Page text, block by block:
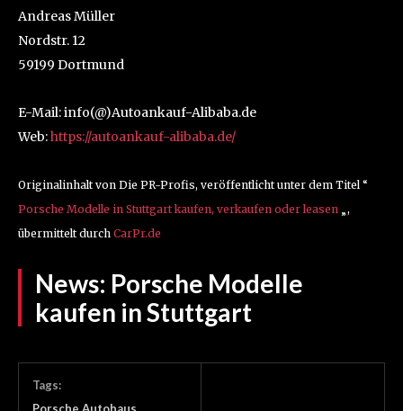
Andreas Müller
Nordstr. 12
59199 Dortmund
E-Mail: info(@)Autoankauf-Alibaba.de
Web:https://autoankauf-alibaba.de/
Originalinhalt von Die PR-Profis, veröffentlicht unter dem Titel “
Porsche Modelle in Stuttgart kaufen, verkaufen oder leasen „,
übermittelt durch CarPr.de
News: Porsche Modelle
kaufen in Stuttgart
Tags: